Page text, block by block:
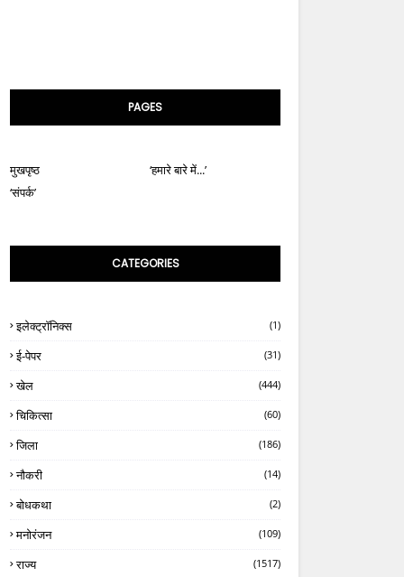
PAGES
मुखपृष्ठ
‘हमारे बारे में...’
‘संपर्क’
CATEGORIES
इलेक्ट्रॉनिक्स (1)
ई-पेपर (31)
खेल (444)
चिकित्सा (60)
जिला (186)
नौकरी (14)
बोधकथा (2)
मनोरंजन (109)
राज्य (1517)